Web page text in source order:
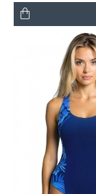
magio.gr
και
τελευταίες